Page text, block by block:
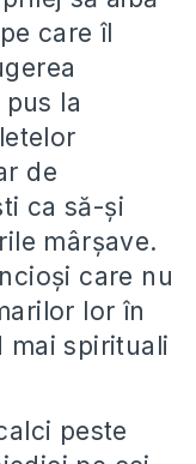
care îl
la
de
ca să-și
mârșave.
care nu
lor în
mai spirituali
peste